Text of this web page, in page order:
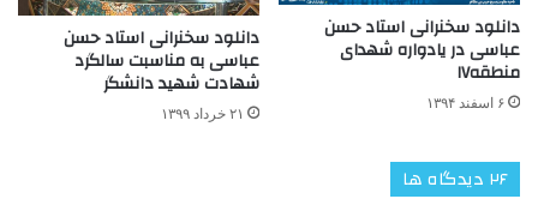
دانلود سخنرانی استاد حسن
عباسی در یادواره شهدای
منطقه۱۷
۶ اسفند ۱۳۹۴
دانلود سخنرانی استاد حسن
عباسی به مناسبت سالگرد
شهادت شهید دانشگر
۲۱ خرداد ۱۳۹۹
‫۲۶ دیدگاه ها